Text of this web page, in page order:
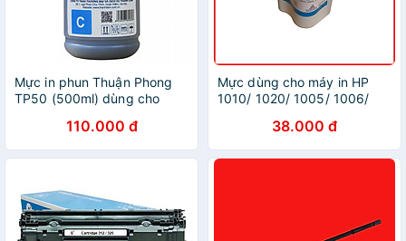
Mực in phun Thuận Phong
TP50 (500ml) dùng cho
110.000 đ
Mực dùng cho máy in HP
1010/ 1020/ 1005/ 1006/
2900/3300/ 3500/ 6200/
6000/ 1517251/227 (
12A/15A/49A/16A/35A/78A/
38.000 đ